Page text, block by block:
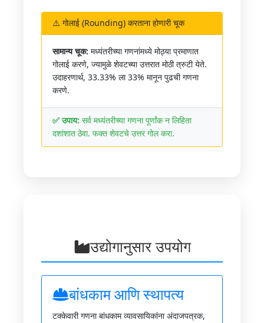
⚠️ गोलाई (Rounding) करताना होणारी चूक
सामान्य चूक: मध्यंतरीच्या गणनांमध्ये मोठ्या प्रमाणात
गोलाई करणे, ज्यामुळे शेवटच्या उत्तरात मोठी त्रुटी येते.
उदाहरणार्थ, 33.33% ला 33% मानून पुढची गणना
करणे.
✅ उपाय: सर्व मध्यंतरीच्या गणना पूर्णांक न लिहिता
दशांशात ठेवा. फक्त शेवटचे उत्तर गोल करा.
उद्योगानुसार उपयोग
बांधकाम आणि स्थापत्य
टक्केवारी गणना बांधकाम व्यावसायिकांना अंदाजपत्रक,